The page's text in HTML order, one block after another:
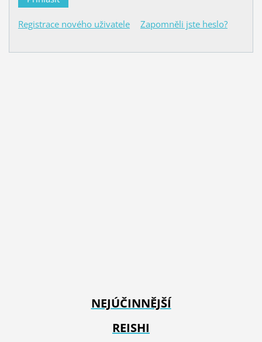
Registrace nového uživatele Zapomněli jste heslo?
NEJÚČINNĚJŠÍ
REISHI